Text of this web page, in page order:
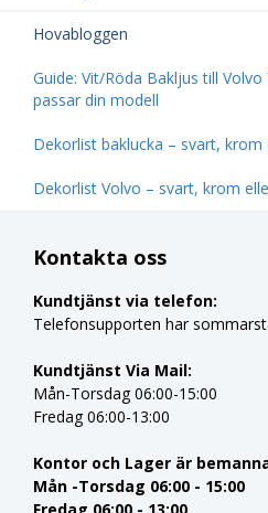
Hovabloggen
Guide: Vit/Röda Bakljus till
passar din modell
Dekorlist baklucka – svart, krom
Dekorlist Volvo – svart, krom
Kontakta oss
Kundtjänst via telefon:
Telefonsupporten har
Kundtjänst Via Mail:
Mån-Torsdag 06:00-15:00
Fredag 06:00-13:00
Kontor och Lager är
Mån -Torsdag 06:00 - 15:00